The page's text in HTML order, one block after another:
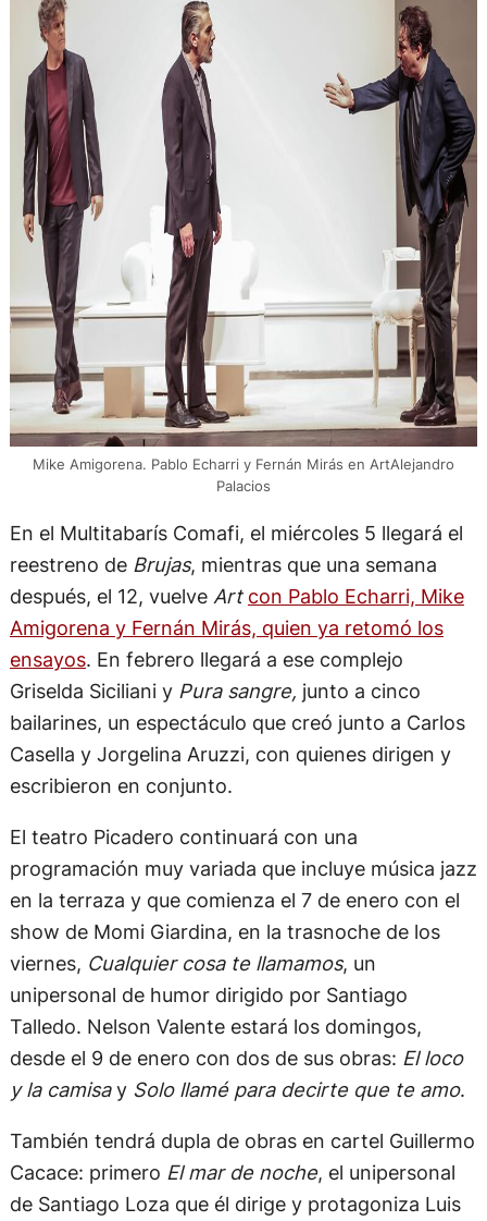
Mike Amigorena. Pablo Echarri y Fernán Mirás en ArtAlejandro
Palacios
En el Multitabarís Comafi, el miércoles 5 llegará el
reestreno de Brujas, mientras que una semana
después, el 12, vuelve Art con Pablo Echarri, Mike
Amigorena y Fernán Mirás, quien ya retomó los
ensayos. En febrero llegará a ese complejo
Griselda Siciliani y Pura sangre, junto a cinco
bailarines, un espectáculo que creó junto a Carlos
Casella y Jorgelina Aruzzi, con quienes dirigen y
escribieron en conjunto.
El teatro Picadero continuará con una
programación muy variada que incluye música jazz
en la terraza y que comienza el 7 de enero con el
show de Momi Giardina, en la trasnoche de los
viernes, Cualquier cosa te llamamos, un
unipersonal de humor dirigido por Santiago
Talledo. Nelson Valente estará los domingos,
desde el 9 de enero con dos de sus obras: El loco
y la camisay Solo llamé para decirte que te amo.
También tendrá dupla de obras en cartel Guillermo
Cacace: primero El mar de noche, el unipersonal
de Santiago Loza que él dirige y protagoniza Luis